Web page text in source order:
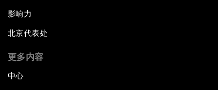
影响力
北京代表处
更多内容
中心